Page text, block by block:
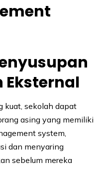
kuat, sekolah dapat
asing yang memiliki
system,
dan menyaring
sebelum mereka